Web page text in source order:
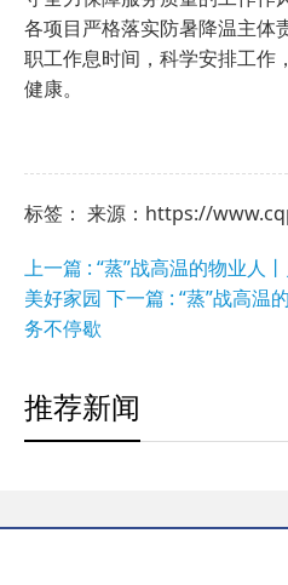
各项目严格落实防暑降温主体
职工作息时间，科学安排工作
健康。
标签： 来源：https://
上一篇 : “蒸”战高温的物业人
美好家园 下一篇 : “蒸”战高温
务不停歇
推荐新闻